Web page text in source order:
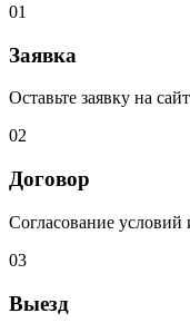
01
Заявка
Оставьте заявку на
02
Договор
Согласование условий
03
Выезд